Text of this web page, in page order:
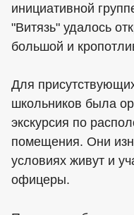
инициативной
"Витязь" удалось
большой и
Для
школьников была
экскурсия по
помещения. Они
условиях живут и
офицеры.